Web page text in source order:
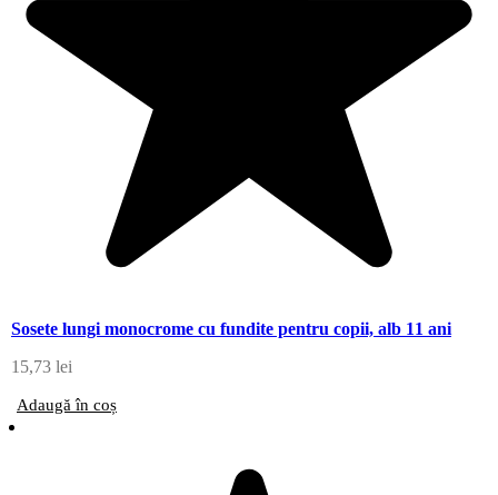
Sosete lungi monocrome cu fundite pentru copii, alb 11 ani
15,73 lei
Adaugă în coș